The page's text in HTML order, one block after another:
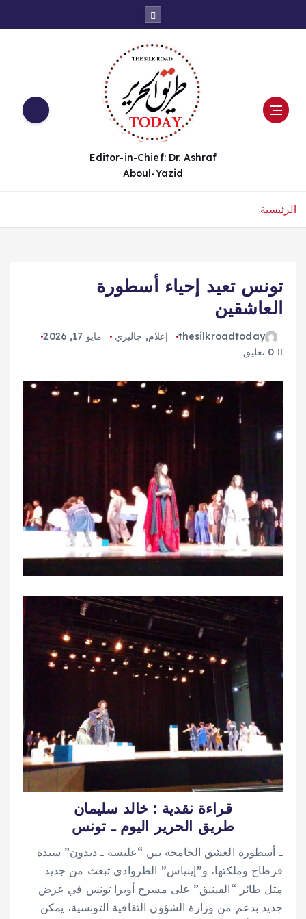
ت
Editor-in-Chief: Dr. Ashraf
Aboul-Yazid
الرئيسية
تونس تعيد إحياء أسطورة
العاشقين
thesilkroadtoday إعلام, جاليري
مايو 17, 2026
قراءة نقدية : خالد سليمان
طريق الحرير اليوم ـ تونس
ـ أسطورة العشق الجامحة بين “عليسة ـ ديدون” سيدة
قرطاج وملكتها، و”إينياس” الطروادي تبعث من جديد
مثل طائر “الفينيق” على مسرح أوبرا تونس في عرض
جديد بدعم من وزارة الشؤون الثقافية التونسية، يمكن